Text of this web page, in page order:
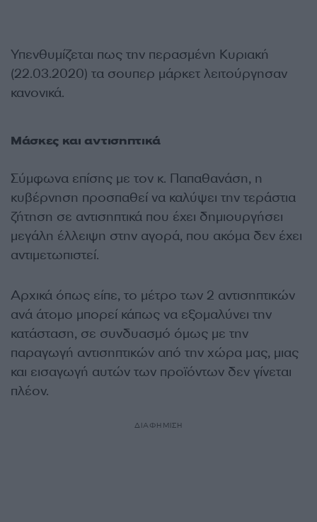
Υπενθυμίζεται πως την περασμένη Κυριακή
(22.03.2020) τα σουπερ μάρκετ λειτούργησαν
κανονικά.
Μάσκες και αντισηπτικά
Σύμφωνα επίσης με τον κ. Παπαθανάση, η
κυβέρνηση προσπαθεί να καλύψει την τεράστια
ζήτηση σε αντισηπτικά που έχει δημιουργήσει
μεγάλη έλλειψη στην αγορά, που ακόμα δεν έχει
αντιμετωπιστεί.
Αρχικά όπως είπε, το μέτρο των 2 αντισηπτικών
ανά άτομο μπορεί κάπως να εξομαλύνει την
κατάσταση, σε συνδυασμό όμως με την
παραγωγή αντισηπτικών από την χώρα μας, μιας
και εισαγωγή αυτών των προϊόντων δεν γίνεται
πλέον.
ΔΙΑΦΗΜΙΣΗ